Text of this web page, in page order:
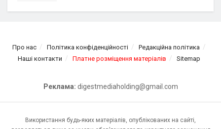
Про нас Політика конфіденційності
Редакційна політика
Наші контакти
Платне розміщення матеріалів Sitemap
Реклама: digestmediaholding@gmail.com
Використання будь-яких матеріалів, опублікованих на сайті,